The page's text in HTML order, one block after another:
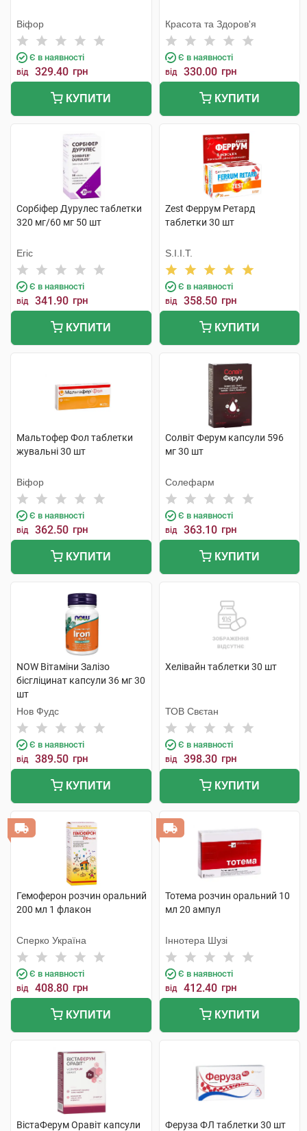
Віфор
Є в наявності
від 329.40 грн
КУПИТИ
Красота та Здоров'я
Є в наявності
від 330.00 грн
КУПИТИ
Сорбіфер Дурулес таблетки
320 мг/60 мг 50 шт
Егіс
Є в наявності
від 341.90 грн
КУПИТИ
Zest Феррум Ретард
таблетки 30 шт
S.I.I.T.
Є в наявності
від 358.50 грн
КУПИТИ
Мальтофер Фол таблетки
жувальні 30 шт
Віфор
Є в наявності
від 362.50 грн
КУПИТИ
Солвіт Ферум капсули 596
мг 30 шт
Солефарм
Є в наявності
від 363.10 грн
КУПИТИ
NOW Вітаміни Залізо
бісгліцинат капсули 36 мг 30
шт
Нов Фудс
Є в наявності
від 389.50 грн
КУПИТИ
Хелівайн таблетки 30 шт
ТОВ Свєтан
Є в наявності
від 398.30 грн
КУПИТИ
Гемоферон розчин оральний
200 мл 1 флакон
Сперко Україна
Є в наявності
від 408.80 грн
КУПИТИ
Тотема розчин оральний 10
мл 20 ампул
Іннотера Шузі
Є в наявності
від 412.40 грн
КУПИТИ
ВістаФерум Оравіт капсули
Феруза ФЛ таблетки 30 шт